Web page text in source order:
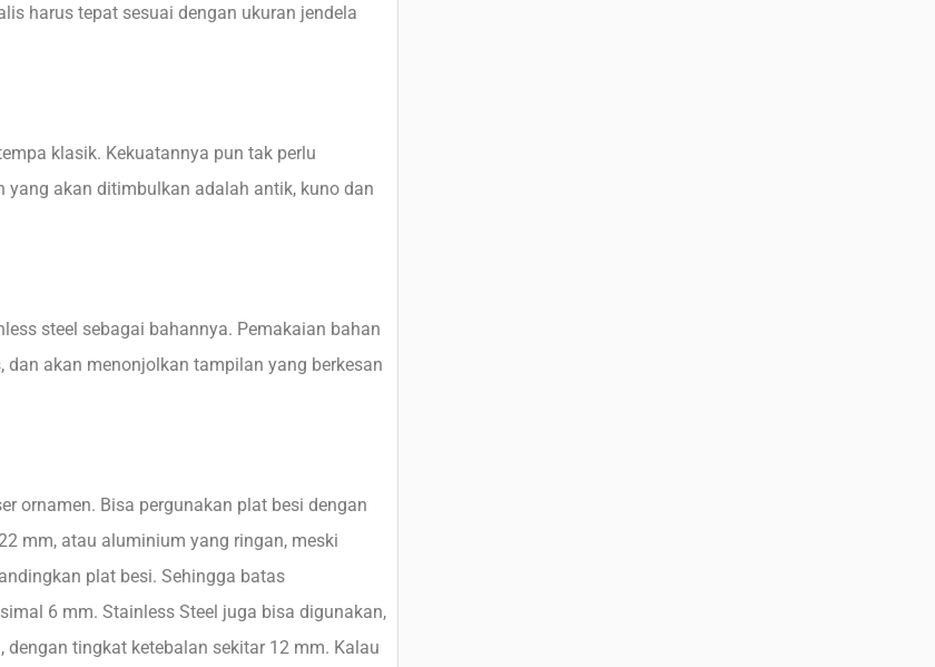
harus tepat sesuai dengan ukuran jendela
klasik. Kekuatannya pun tak perlu
yang akan ditimbulkan adalah antik, kuno dan
steel sebagai bahannya. Pemakaian bahan
akan menonjolkan tampilan yang berkesan
ornamen. Bisa pergunakan plat besi dengan
mm, atau aluminium yang ringan, meski
plat besi. Sehingga batas
6 mm. Stainless Steel juga bisa digunakan,
tingkat ketebalan sekitar 12 mm. Kalau